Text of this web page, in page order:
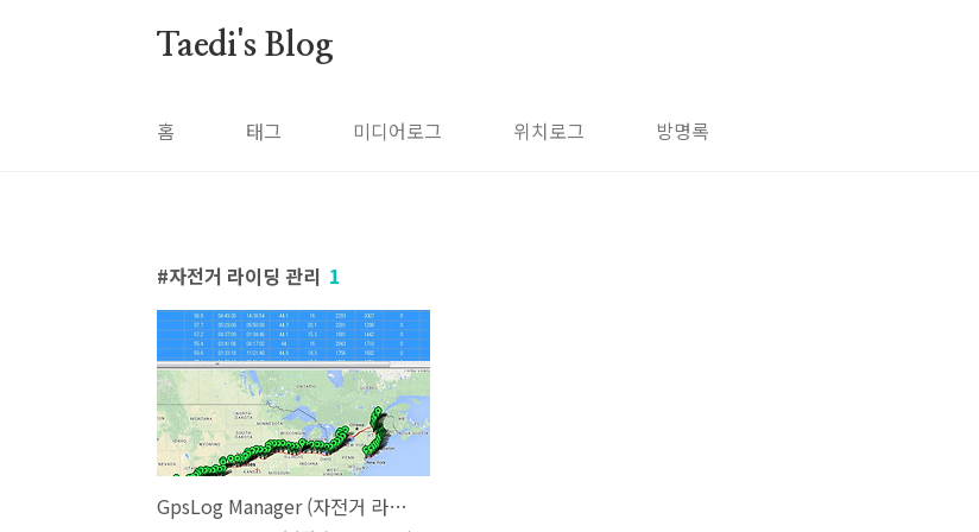
Taedi's Blog
홈 태그 미디어로그 위치로그 방명록
자전거 라이딩 관리 1
GpsLog Manager (자전거 라이딩 GPS 로그 기록 관리) 배포